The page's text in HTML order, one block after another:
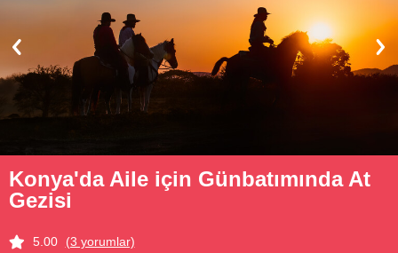
Konya'da Aile için Günbatımında At
Gezisi
5.00 (3 yorumlar)